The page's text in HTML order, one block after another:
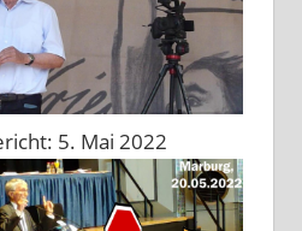
5. Mai 2022